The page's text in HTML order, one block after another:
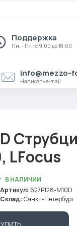
Поддержка
Пн. - Пт.: с 9:00 до 18:00
info@mezzo-
Написать e-mail
LFocus
В НАЛИЧИИ
Артикул: 627P128-M10D
Склад: Санкт-Петербург